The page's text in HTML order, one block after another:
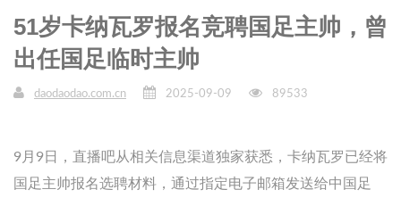
51岁卡纳瓦罗报名竞聘国足主帅，曾
出任国足临时主帅
daodaodao.com.cn 2025-09-09 89533
9月9日，直播吧从相关信息渠道独家获悉，卡纳瓦罗已经将
国足主帅报名选聘材料，通过指定电子邮箱发送给中国足